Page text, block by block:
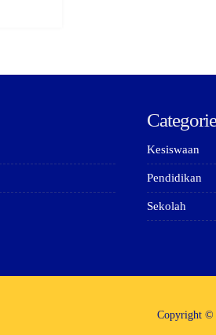
Kesiswaan
Pendidikan
Sekolah
Copyright ©